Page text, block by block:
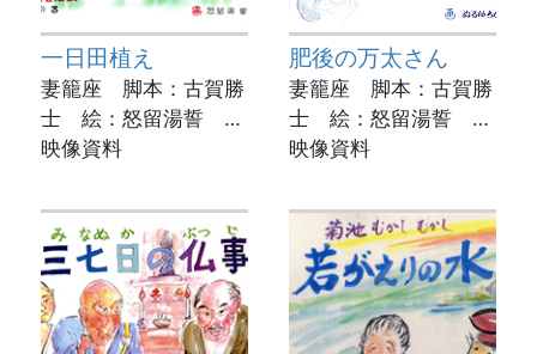
一日田植え
妻籠座 脚本：古賀勝
士 絵：怒留湯誓 実
演：荒木紀代美
書館
映像資料
肥後の万太さん
妻籠座 脚本：古賀勝
士 絵：怒留湯誓 実
演：高宗政禎
書館
映像資料